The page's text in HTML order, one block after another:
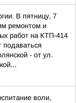
В пятницу, 7
ремонтом и
работ на КТП-414
подаваться
- от ул.
воли,